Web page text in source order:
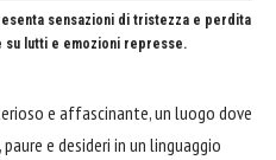
sensazioni di tristezza e perdita
lutti e emozioni represse.
e affascinante, un luogo dove
e desideri in un linguaggio